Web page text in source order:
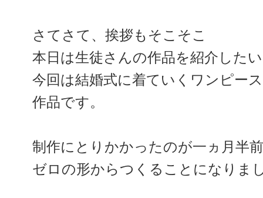
さてさて、挨拶もそこそこ
本日は生徒さんの作品を紹介した
今回は結婚式に着ていくワンピー
作品です。
制作にとりかかったのが一ヵ月半
ゼロの形からつくることになりま